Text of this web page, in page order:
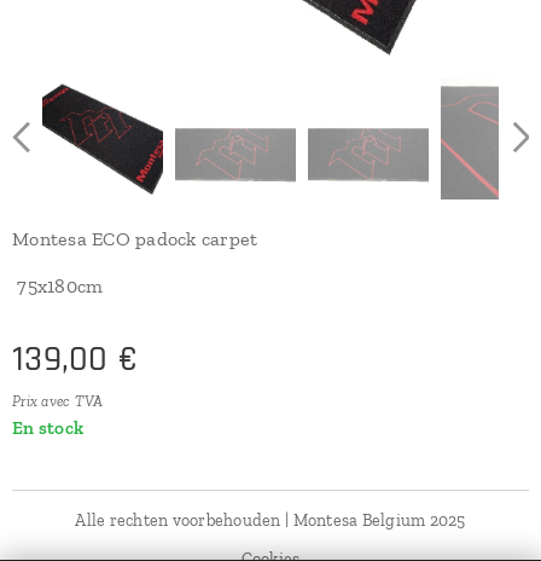
Montesa ECO padock carpet
75x180cm
139,00 €
Prix avec TVA
En stock
Alle rechten voorbehouden | Montesa Belgium 2025